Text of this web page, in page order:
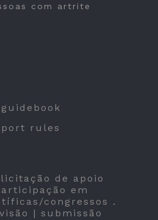
com artrite
guidebook
rules
de apoio
em
congressos .
| submissão